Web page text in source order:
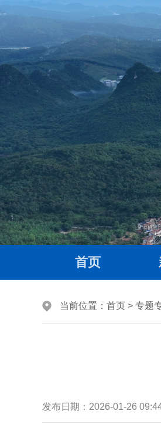
首页
当前位置： 首页 > 专题
发布日期： 2026-01-26